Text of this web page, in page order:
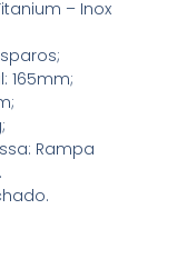
– Inox
165mm;
Rampa